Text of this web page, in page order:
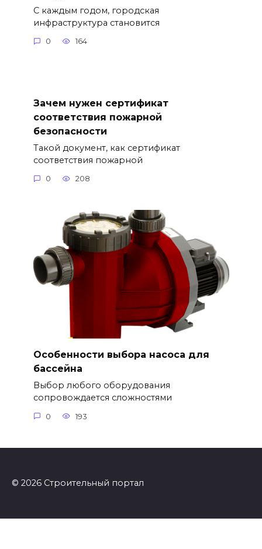
С каждым годом, городская
инфраструктура становится
0 164
Зачем нужен сертификат
соответствия пожарной
безопасности
Такой документ, как сертификат
соответствия пожарной
0 208
Особенности выбора насоса для
бассейна
Выбор любого оборудования
сопровождается сложностями
0 193
© 2026 Строительный портал